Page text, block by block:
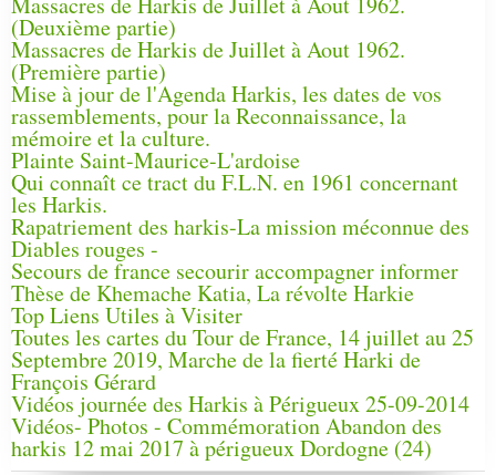
(Deuxième partie)
Massacres de Harkis de Juillet à Aout 1962.
(Première partie)
Mise à jour de l'Agenda Harkis, les dates de vos
rassemblements, pour la Reconnaissance, la
mémoire et la culture.
Plainte Saint-Maurice-L'ardoise
Qui connaît ce tract du F.L.N. en 1961 concernant
les Harkis.
Rapatriement des harkis-La mission méconnue des
Diables rouges -
Secours de france secourir accompagner informer
Thèse de Khemache Katia, La révolte Harkie
Top Liens Utiles à Visiter
Toutes les cartes du Tour de France, 14 juillet au 25
Septembre 2019, Marche de la fierté Harki de
François Gérard
Vidéos journée des Harkis à Périgueux 25-09-2014
Vidéos- Photos - Commémoration Abandon des
harkis 12 mai 2017 à périgueux Dordogne (24)